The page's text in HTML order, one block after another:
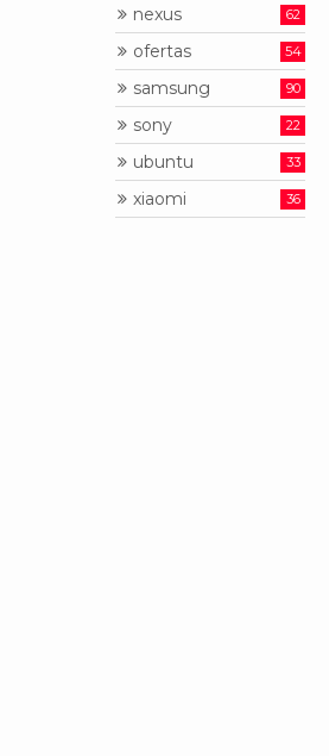
nexus 62
ofertas 54
samsung 90
sony 22
ubuntu 33
xiaomi 36